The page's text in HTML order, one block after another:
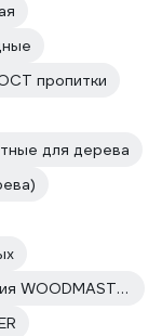
пропитки
для дерева
Пропитки для дерева от влаги и гниения WOODMASTER